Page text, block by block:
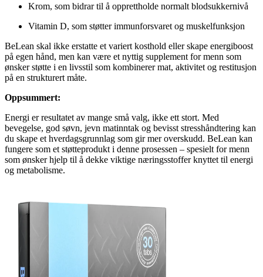
Krom, som bidrar til å opprettholde normalt blodsukkernivå
Vitamin D, som støtter immunforsvaret og muskelfunksjon
BeLean skal ikke erstatte et variert kosthold eller skape energiboost
på egen hånd, men kan være et nyttig supplement for menn som
ønsker støtte i en livsstil som kombinerer mat, aktivitet og restitusjon
på en strukturert måte.
Oppsummert:
Energi er resultatet av mange små valg, ikke ett stort. Med
bevegelse, god søvn, jevn matinntak og bevisst stresshåndtering kan
du skape et hverdagsgrunnlag som gir mer overskudd. BeLean kan
fungere som et støtteprodukt i denne prosessen – spesielt for menn
som ønsker hjelp til å dekke viktige næringsstoffer knyttet til energi
og metabolisme.